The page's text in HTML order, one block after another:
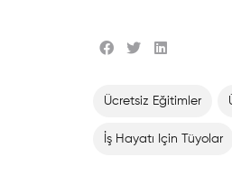
Ücretsiz Eğitimler
İş Hayatı Için Tüyolar